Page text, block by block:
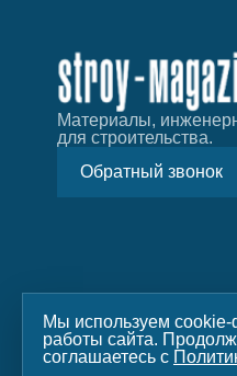
Материалы,
для строительства.
Обратный звонок
Мы используем
работы сайта.
соглашаетесь с